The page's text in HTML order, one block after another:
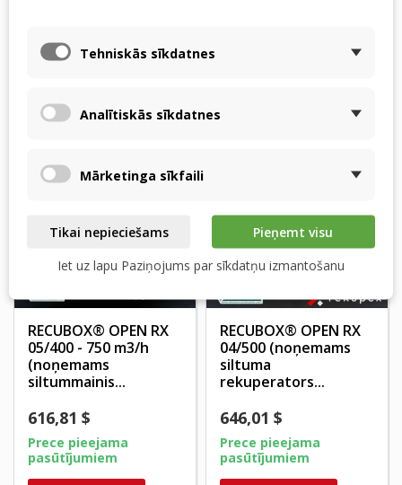
Pievienot grozam
RECUBOX® OPEN RX
05/400 - 750 m3/h
(noņemams
siltummainis...
616,81 $
Prece pieejama
pasūtījumiem
RECUBOX® OPEN RX
04/500 (noņemams
siltuma
rekuperators...
646,01 $
Prece pieejama
pasūtījumiem
Tehniskās sīkdatnes
Analītiskās sīkdatnes
Mārketinga sīkfaili
Tikai nepieciešams
Pieņemt visu
Iet uz lapu Paziņojums par sīkdatņu izmantošanu